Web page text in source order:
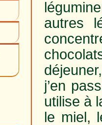
autres
j’en
utilise à
le miel,